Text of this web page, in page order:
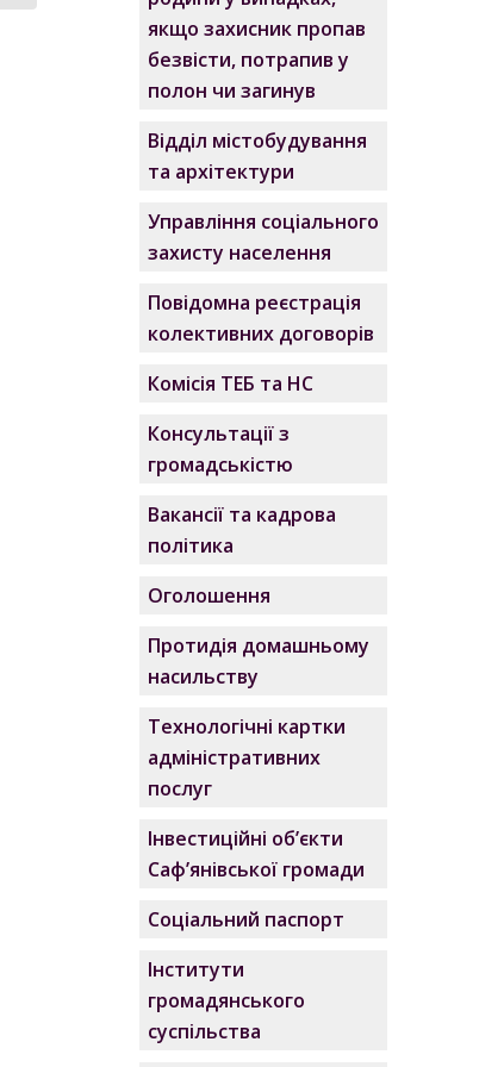
якщо захисник пропав
безвісти, потрапив у
полон чи загинув
Відділ містобудування
та архітектури
Управління соціального
захисту населення
Повідомна реєстрація
колективних договорів
Комісія ТЕБ та НС
Консультації з
громадськістю
Вакансії та кадрова
політика
Оголошення
Протидія домашньому
насильству
Технологічні картки
адміністративних
послуг
Інвестиційні об’єкти
Саф’янівської громади
Соціальний паспорт
Інститути
громадянського
суспільства